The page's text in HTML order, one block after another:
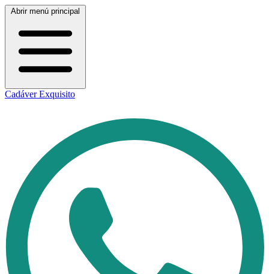
Abrir menú principal
Cadáver Exquisito